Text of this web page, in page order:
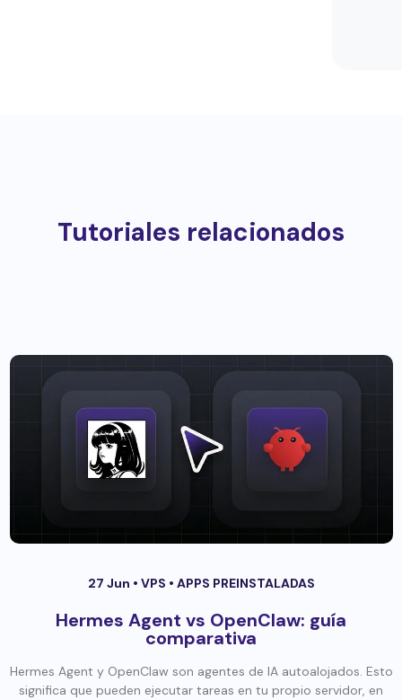
Tutoriales relacionados
27 Jun • VPS • APPS PREINSTALADAS
Hermes Agent vs OpenClaw: guía
comparativa
Hermes Agent y OpenClaw son agentes de IA autoalojados. Esto
significa que pueden ejecutar tareas en tu propio servidor, en